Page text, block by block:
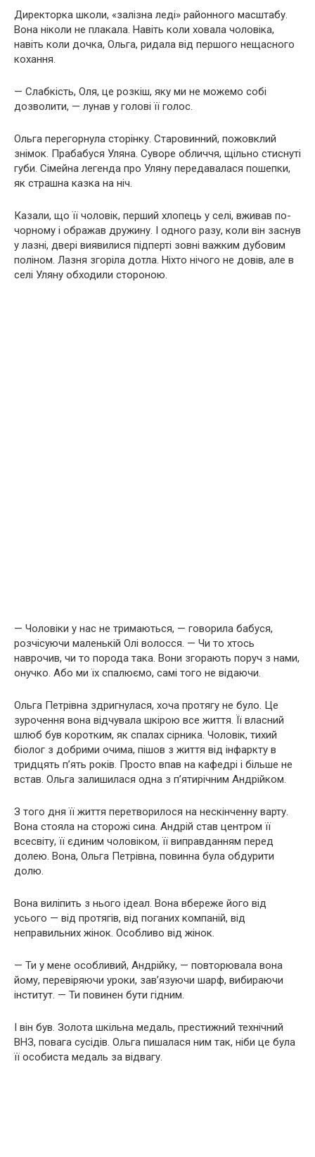
Директорка школи, «залізна леді» районного масштабу.
Вона ніколи не плакала. Навіть коли ховала чоловіка,
навіть коли дочка, Ольга, ридала від першого нещасного
кохання.
— Слабкість, Оля, це розкіш, яку ми не можемо собі
дозволити, — лунав у голові її голос.
Ольга перегорнула сторінку. Старовинний, пожовклий
знімок. Прабабуся Уляна. Суворе обличчя, щільно стиснуті
губи. Сімейна легенда про Уляну передавалася пошепки,
як страшна казка на ніч.
Казали, що її чоловік, перший хлопець у селі, вживав по-
чорному і ображав дружину. І одного разу, коли він заснув
у лазні, двері виявилися підперті зовні важким дубовим
поліном. Лазня згоріла дотла. Ніхто нічого не довів, але в
селі Уляну обходили стороною.
— Чоловіки у нас не тримаються, — говорила бабуся,
розчісуючи маленькій Олі волосся. — Чи то хтось
наврочив, чи то порода така. Вони згорають поруч з нами,
онучко. Або ми їх спалюємо, самі того не відаючи.
Ольга Петрівна здригнулася, хоча протягу не було. Це
зурочення вона відчувала шкірою все життя. Її власний
шлюб був коротким, як спалах сірника. Чоловік, тихий
біолог з добрими очима, пішов з життя від інфаркту в
тридцять п’ять років. Просто впав на кафедрі і більше не
встав. Ольга залишилася одна з п’ятирічним Андрійком.
З того дня її життя перетворилося на нескінченну варту.
Вона стояла на сторожі сина. Андрій став центром її
всесвіту, її єдиним чоловіком, її виправданням перед
долею. Вона, Ольга Петрівна, повинна була обдурити
долю.
Вона виліпить з нього ідеал. Вона вбереже його від
усього — від протягів, від поганих компаній, від
неправильних жінок. Особливо від жінок.
— Ти у мене особливий, Андрійку, — повторювала вона
йому, перевіряючи уроки, зав’язуючи шарф, вибираючи
інститут. — Ти повинен бути гідним.
І він був. Золота шкільна медаль, престижний технічний
ВНЗ, повага сусідів. Ольга пишалася ним так, ніби це була
її особиста медаль за відвагу.